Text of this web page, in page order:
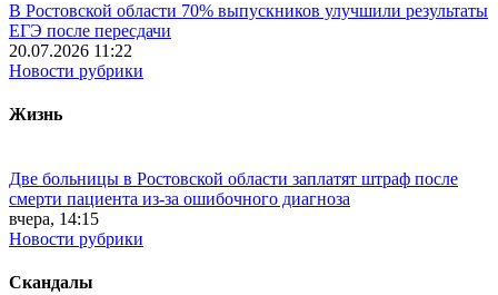
В Ростовской области 70% выпускников улучшили результаты
ЕГЭ после пересдачи
20.07.2026 11:22
Новости рубрики
Жизнь
Две больницы в Ростовской области заплатят штраф после
смерти пациента из-за ошибочного диагноза
вчера, 14:15
Новости рубрики
Скандалы